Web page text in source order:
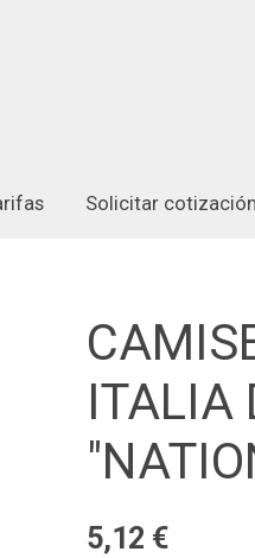
Solicitar
ITALIA
5,12 €